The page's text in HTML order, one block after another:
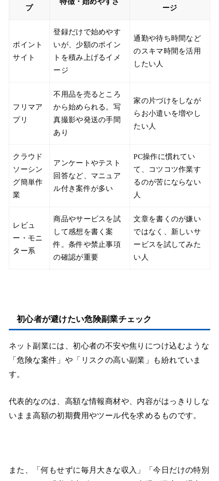
プ
特徴・始めやすさ
ージ
ポイント
サイト
登録だけで始めやす
いが、少額のポイン
トを積み上げるイメ
ージ
通勤や待ち時間など
のスキマ時間を活用
したい人
フリマア
プリ
不用品を売るところ
から始められる。写
真撮影や発送の手間
あり
家の片づけをしなが
らお小遣いを増やし
たい人
クラウド
ソーシン
グ簡単作
業
アンケートやテスト
回答など、マニュア
ル付き案件が多い
PC操作に慣れてい
て、コツコツ作業す
るのが苦にならない
人
レビュ
ー・モニ
ター系
商品やサービスを試
して感想を書く案
件。条件や禁止事項
の確認が重要
文章を書くのが嫌い
ではなく、新しいサ
ービスを試してみた
い人
初心者が避けたい危険副業チェック
ネット副業には、初心者の不安や焦りにつけ込むような
「危険な案件」や「リスクの高い副業」も紛れていま
す。
代表的なのは、高額な情報商材や、内容がはっきりしな
いまま高額の初期費用やツール代を求めるものです。
また、「何もせずに毎月大きな収入」「今日だけの特別